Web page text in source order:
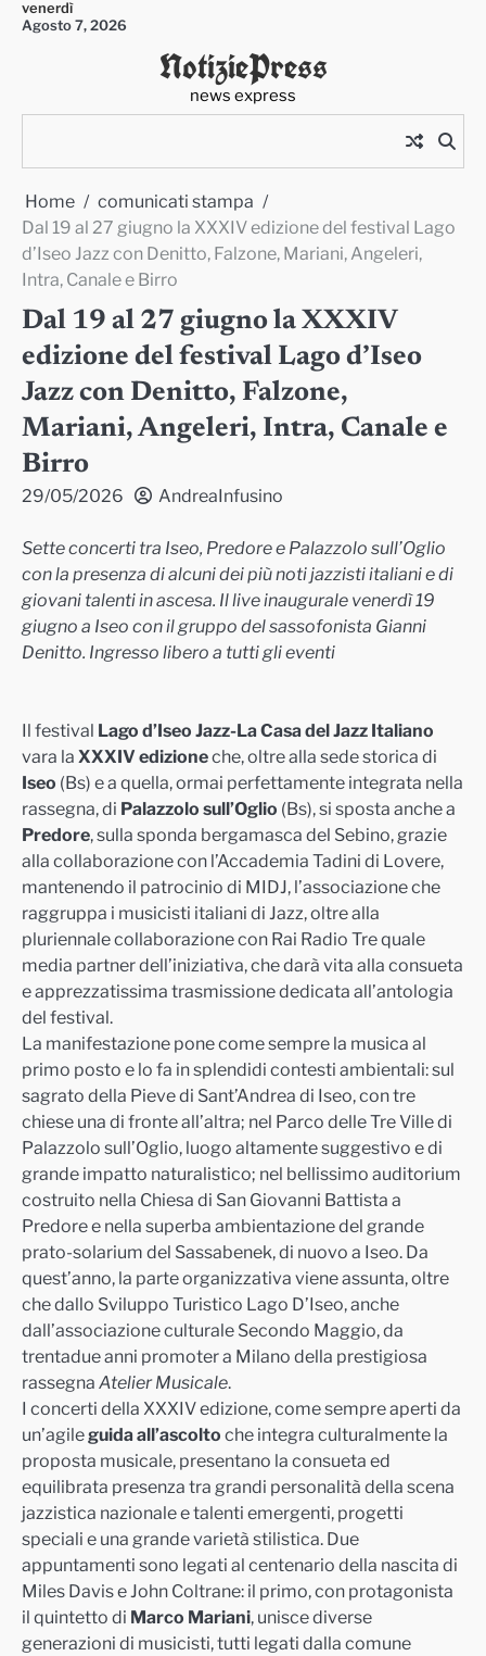
Skipvenerdì
Agosto 7, 2026
NotiziePress
news express
Home
comunicati stampa
Dal 19 al 27 giugno la XXXIV edizione del festival Lago
d’Iseo Jazz con Denitto, Falzone, Mariani, Angeleri,
Intra, Canale e Birro
Dal 19 al 27 giugno la XXXIV
edizione del festival Lago d’Iseo
Jazz con Denitto, Falzone,
Mariani, Angeleri, Intra, Canale e
Birro
29/05/2026 AndreaInfusino
Sette concerti tra Iseo, Predore e Palazzolo sull’Oglio
con la presenza di alcuni dei più noti jazzisti italiani e di
giovani talenti in ascesa. Il live inaugurale venerdì 19
giugno a Iseo con il gruppo del sassofonista Gianni
Denitto. Ingresso libero a tutti gli eventi
Il festival Lago d’Iseo Jazz-La Casa del Jazz Italiano
vara la XXXIV edizioneche, oltre alla sede storica di
Iseo (Bs) e a quella, ormai perfettamente integrata nella
rassegna, di Palazzolo sull’Oglio (Bs), si sposta anche a
Predore, sulla sponda bergamasca del Sebino, grazie
alla collaborazione con l’Accademia Tadini di Lovere,
mantenendo il patrocinio di MIDJ, l’associazione che
raggruppa i musicisti italiani di Jazz,oltre alla
pluriennale collaborazione con Rai Radio Tre quale
media partner dell’iniziativa, che darà vita alla consueta
e apprezzatissima trasmissione dedicata all’antologia
del festival.
La manifestazione pone come sempre la musica al
primo posto e lo fa in splendidi contesti ambientali:sul
sagrato della Pieve di Sant’Andrea di Iseo, con tre
chiese una di fronte all’altra; nel Parco delle Tre Ville di
Palazzolo sull’Oglio, luogo altamente suggestivo e di
grande impatto naturalistico; nel bellissimo auditorium
costruito nella Chiesa di San Giovanni Battista a
Predore e nella superba ambientazione del grande
prato-solarium del Sassabenek, di nuovo a Iseo. Da
quest’anno, la parte organizzativa viene assunta, oltre
che dallo Sviluppo Turistico Lago D’Iseo, anche
dall’associazione culturale Secondo Maggio,da
trentadue anni promoter a Milano della prestigiosa
rassegna Atelier Musicale.
I concerti della XXXIVedizione, come sempre aperti da
un’agileguida all’ascolto che integra culturalmente la
proposta musicale, presentano la consueta ed
equilibrata presenza tra grandi personalità della scena
jazzistica nazionale e talenti emergenti, progetti
speciali e una grande varietà stilistica. Due
appuntamenti sono legati al centenario della nascita di
Miles Davis e John Coltrane: il primo, con protagonista
il quintetto di Marco Mariani, unisce diverse
generazioni di musicisti, tutti legati dalla comune